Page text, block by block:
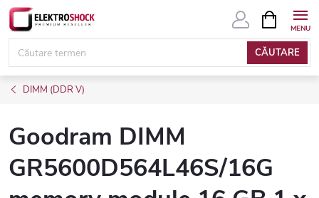
Treci
conținut
CĂUTARE
COŞ
DE
DIMM (DDR V)
Goodram DIMM
GR5600D564L46S/16G